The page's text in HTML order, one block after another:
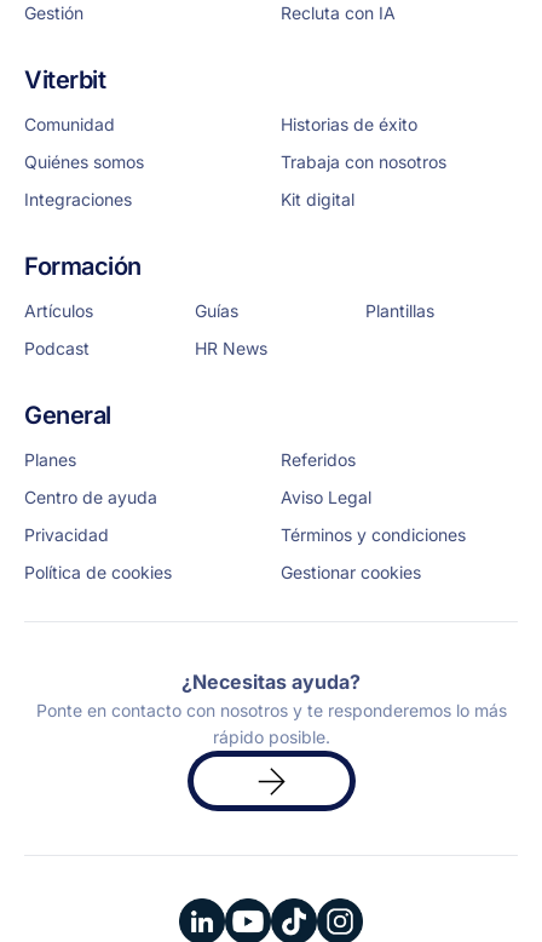
Gestión
Recluta con IA
Viterbit
Comunidad
Historias de éxito
Quiénes somos
Trabaja con nosotros
Integraciones
Kit digital
Formación
Artículos Guías
Plantillas
Podcast
HR News
General
Planes
Referidos
Centro de ayuda
Aviso Legal
Privacidad
Términos y condiciones
Política de cookies
Gestionar cookies
¿Necesitas ayuda?
Ponte en contacto con nosotros y te responderemos lo más
rápido posible.
Solicita
una
demo